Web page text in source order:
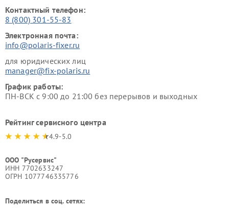
Контактный телефон:
8 (800) 301-55-83
Электронная почта:
info@polaris-fixer.ru
для юридических лиц
manager@fix-polaris.ru
График работы:
ПН-ВСК с 9:00 до 21:00 без перерывов и выходных
Рейтинг сервисного центра
4.9-5.0
ООО "Русервис"
ИНН 7702633247
ОГРН 1077746335776
Поделиться в соц. сетях: